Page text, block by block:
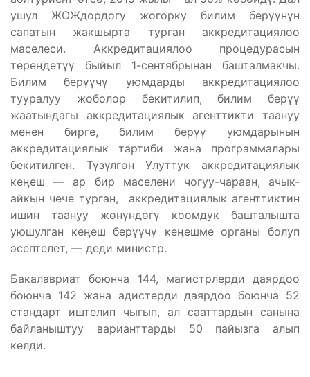
ушул ЖОЖдордогу жогорку билим берүүнүн
сапатын жакшырта турган аккредитациялоо
маселеси. Аккредитациялоо процедурасын
тереӊдетүү быйыл 1-сентябрынан башталмакчы.
Билим берүүчү уюмдарды аккредитациялоо
тууралуу жоболор бекитилип, билим берүү
жаатындагы аккредитациялык агенттикти таануу
менен бирге, билим берүү уюмдарынын
аккредитациялык тартиби жана программалары
бекитилген. Түзүлгөн Улуттук аккредитациялык
кеӊеш — ар бир маселени чогуу-чараан, ачык-
айкын чече турган, аккредитациялык агенттиктин
ишин таануу жөнүндөгү коомдук башталышта
уюшулган кеӊеш берүүчү кеӊешме органы болуп
эсептелет, — деди министр.
Бакалавриат боюнча 144, магистрлерди даярдоо
боюнча 142 жана адистерди даярдоо боюнча 52
стандарт иштелип чыгып, ал сааттардын санына
байланыштуу варианттарды 50 пайызга алып
келди.